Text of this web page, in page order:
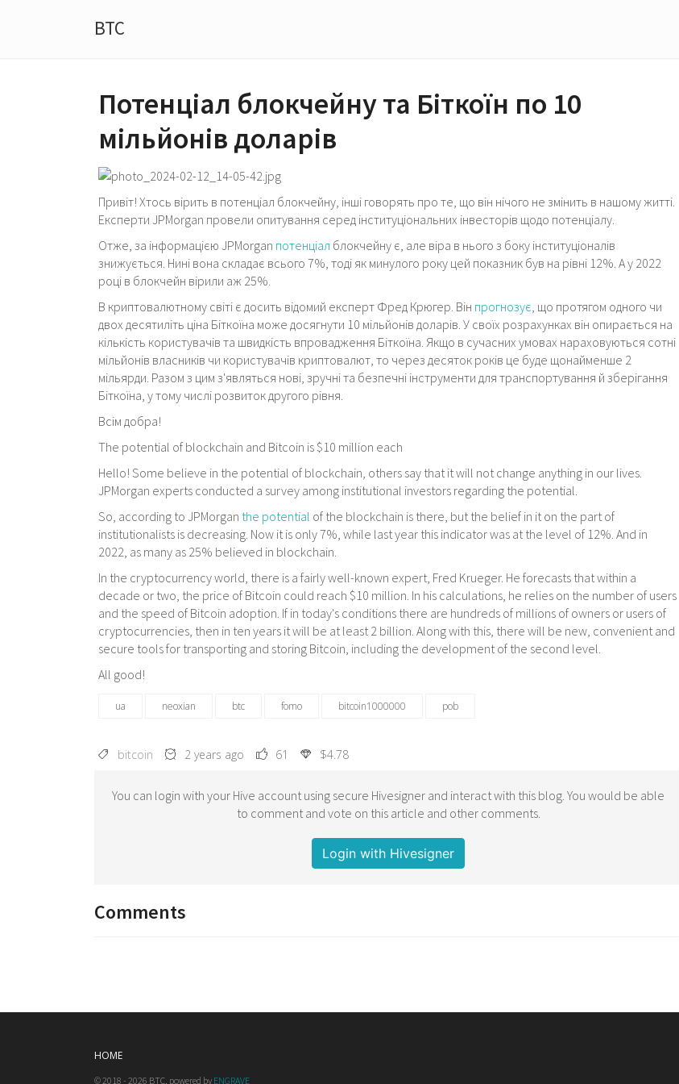
BTC
Потенціал блокчейну та Біткоїн по 10
мільйонів доларів
Привіт! Хтось вірить в потенціал блокчейну, інші говорять про те, що він нічого не змінить в нашому житті.
Експерти JPMorgan провели опитування серед інституціональних інвесторів щодо потенціалу.
Отже, за інформацією JPMorgan потенціал блокчейну є, але віра в нього з боку інституціоналів
знижується. Нині вона складає всього 7%, тоді як минулого року цей показник був на рівні 12%. А у 2022
році в блокчейн вірили аж 25%.
В криптовалютному світі є досить відомий експерт Фред Крюгер. Він прогнозує, що протягом одного чи
двох десятиліть ціна Біткоїна може досягнути 10 мільйонів доларів. У своїх розрахунках він опирається на
кількість користувачів та швидкість впровадження Біткоїна. Якщо в сучасних умовах нараховуються сотні
мільйонів власників чи користувачів криптовалют, то через десяток років це буде щонайменше 2
мільярди. Разом з цим з'являться нові, зручні та безпечні інструменти для транспортування й зберігання
Біткоїна, у тому числі розвиток другого рівня.
Всім добра!
The potential of blockchain and Bitcoin is $10 million each
Hello! Some believe in the potential of blockchain, others say that it will not change anything in our lives.
JPMorgan experts conducted a survey among institutional investors regarding the potential.
So, according to JPMorgan the potential of the blockchain is there, but the belief in it on the part of
institutionalists is decreasing. Now it is only 7%, while last year this indicator was at the level of 12%. And in
2022, as many as 25% believed in blockchain.
In the cryptocurrency world, there is a fairly well-known expert, Fred Krueger. He forecasts that within a
decade or two, the price of Bitcoin could reach $10 million. In his calculations, he relies on the number of users
and the speed of Bitcoin adoption. If in today's conditions there are hundreds of millions of owners or users of
cryptocurrencies, then in ten years it will be at least 2 billion. Along with this, there will be new, convenient and
secure tools for transporting and storing Bitcoin, including the development of the second level.
All good!
ua neoxian btc fomo bitcoin1000000 pob
bitcoin 2 years ago 61 $4.78
You can login with your Hive account using secure Hivesigner and interact with this blog. You would be able
to comment and vote on this article and other comments.
Login with Hivesigner
Comments
HOME
© 2018 - 2026 BTC, powered by ENGRAVE